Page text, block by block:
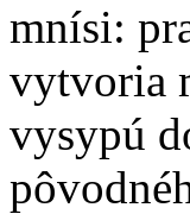
mnísi:
vytvoria
vysypú